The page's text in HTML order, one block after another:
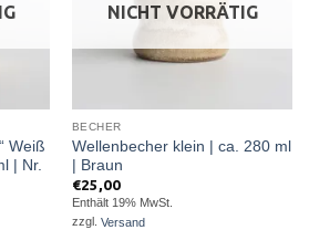
Weiß
| Nr.
NICHT VORRÄTIG
BECHER
Wellenbecher klein | ca. 280 ml
| Braun
€25,00
Enthält 19% MwSt.
zzgl. Versand